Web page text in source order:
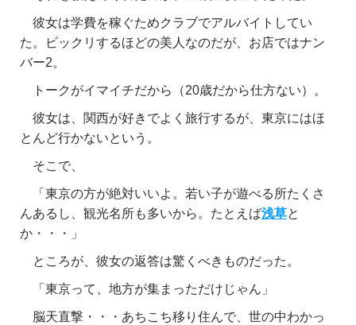
彼女は学費を稼ぐためクラブでアルバイトしてい
た。ビックリするほどの美人なのだが、お店ではナン
バー2。
トークがイマイチだから（20歳だから仕方ない）。
彼女は、関西が好きでよく旅行するが、東京にはほ
とんど行かないという。
そこで、
「東京の方が絶対いいよ。若い子が遊べる所たくさ
んあるし、観光名所も多いから。たとえば浅草と
か・・・」
ところが、彼女の返答は驚くべきものだった。
「東京って、地方が集まっただけじゃん」
脳天直撃・・・あちこち移り住んで、世の中わかっ